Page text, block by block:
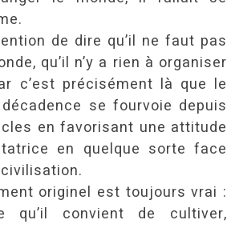
de dire qu’il ne faut pas
qu’il n’y a rien à organiser
c’est précisément là que le
se fourvoie depuis
en favorisant une attitude
en quelque sorte face
originel est toujours vrai :
qu’il convient de cultiver,